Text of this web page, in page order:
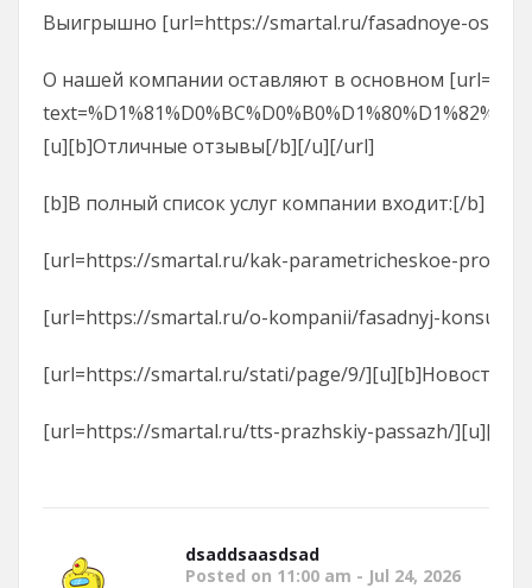
Выигрышно [url=https://smartal.ru/fasadnoye-
О нашей компании оставляют в основном
[u][b]Отличные отзывы[/b][/u][/url]
[b]В полный список услуг компании входит:[/b]
[url=https://smartal.ru/kak-parametricheskoe-
[url=https://smartal.ru/o-kompanii/fasadnyj-
[url=https://smartal.ru/stati/page/9/][u][b]Новости[/
[url=https://smartal.ru/tts-prazhskiy-passazh/
dsaddsaasdsad
Posted on 11:00 am - Jul 24, 2026